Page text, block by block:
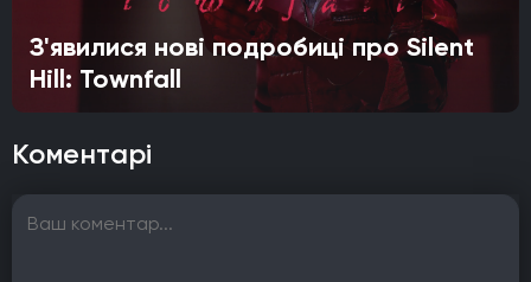
З'явилися нові подробиці про Silent
Hill: Townfall
Коментарі